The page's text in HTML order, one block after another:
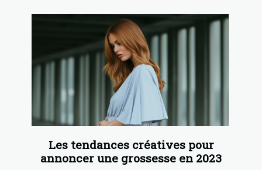
Les tendances créatives pour
annoncer une grossesse en 2023